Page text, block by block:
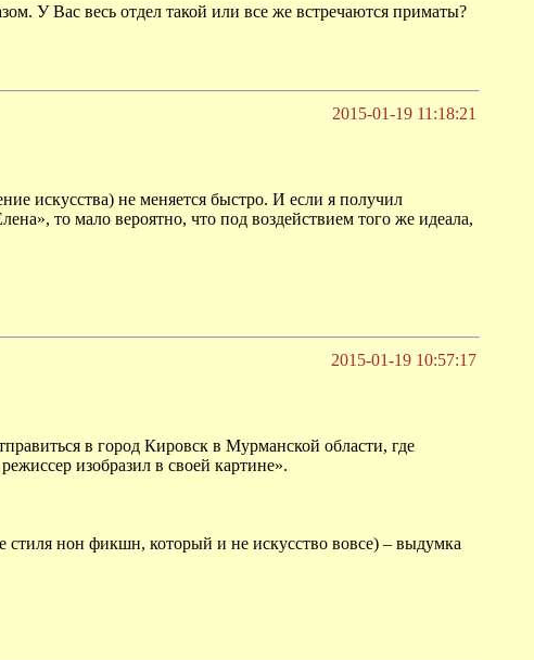
У Вас весь отдел такой или все же встречаются приматы?
2015-01-19 11:18:21
искусства) не меняется быстро. И если я получил
то мало вероятно, что под воздействием того же идеала,
2015-01-19 10:57:17
в город Кировск в Мурманской области, где
изобразил в своей картине».
нон фикшн, который и не искусство вовсе) – выдумка